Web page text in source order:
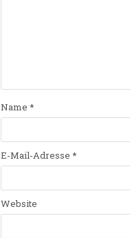
Name *
E-Mail-Adresse *
Website